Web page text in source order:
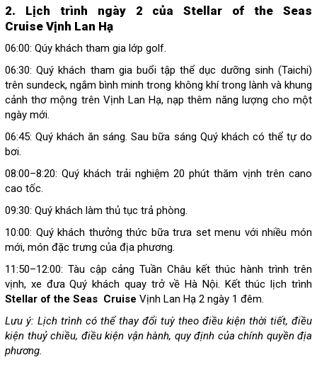
2. Lịch trình ngày 2 của Stellar of the Seas
Cruise Vịnh Lan Hạ
06:00: Qúy khách tham gia lớp golf.
06:30: Quý khách tham gia buổi tập thể dục dưỡng sinh (Taichi)
trên sundeck, ngắm bình minh trong không khí trong lành và khung
cảnh thơ mộng trên Vịnh Lan Hạ, nạp thêm năng lượng cho một
ngày mới.
06:45: Quý khách ăn sáng. Sau bữa sáng Quý khách có thể tự do
bơi.
08:00–8:20: Quý khách trải nghiệm 20 phút thăm vịnh trên cano
cao tốc.
09:30: Quý khách làm thủ tục trả phòng.
10:00: Quý khách thưởng thức bữa trưa set menu với nhiều món
mới, món đặc trưng của địa phương.
11:50–12:00: Tàu cập cảng Tuần Châu kết thúc hành trình trên
vịnh, xe đưa Quý khách quay trở về Hà Nội. Kết thúc lịch trình
Stellar of the Seas Cruise Vịnh Lan Hạ 2 ngày 1 đêm.
Lưu ý: Lịch trình có thể thay đổi tuỳ theo điều kiện thời tiết, điều
kiện thuỷ chiều, điều kiện vận hành, quy định của chính quyền địa
phương.